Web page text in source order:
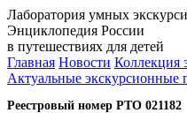
Лаборатория умных
Энциклопедия России
в путешествиях для детей
Главная Новости Коллекция
Актуальные экскурсионные
Реестровый номер РТО 021182